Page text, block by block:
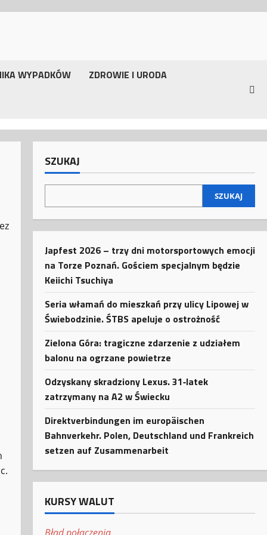
WYPADKÓW ZDROWIE I URODA
SZUKAJ
SZUKAJ
Japfest 2026 – trzy dni motorsportowych emocji
na Torze Poznań. Gościem specjalnym będzie
Keiichi Tsuchiya
Seria włamań do mieszkań przy ulicy Lipowej w
Świebodzinie. ŚTBS apeluje o ostrożność
Zielona Góra: tragiczne zdarzenie z udziałem
balonu na ogrzane powietrze
Odzyskany skradziony Lexus. 31‑latek
zatrzymany na A2 w Świecku
Direktverbindungen im europäischen
Bahnverkehr. Polen, Deutschland und Frankreich
setzen auf Zusammenarbeit
KURSY WALUT